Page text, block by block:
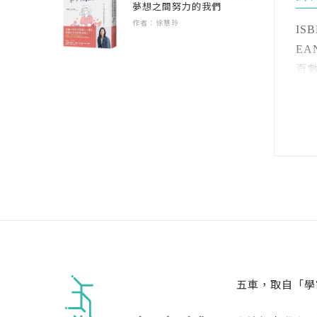
本
難
3.
沉
遊
Q2
▎換
遊
▎
A
頁
夢想之間努力的我們
作者：徐慧玲
五車，取自「